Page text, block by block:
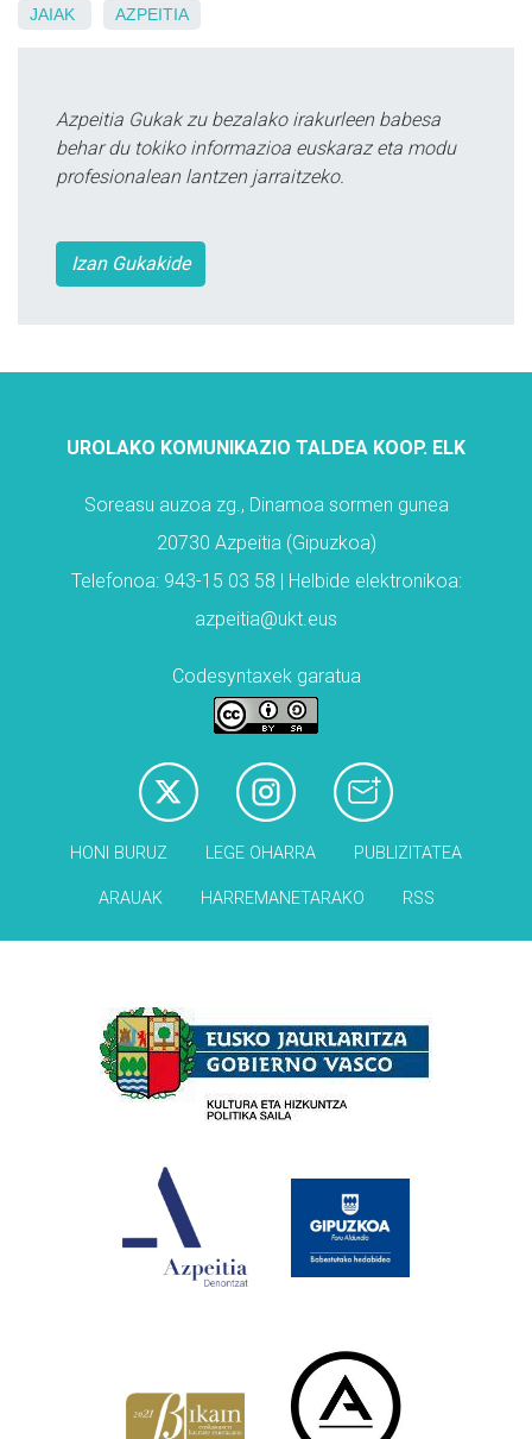
JAIAK AZPEITIA
Azpeitia Gukak zu bezalako irakurleen babesa
behar du tokiko informazioa euskaraz eta modu
profesionalean lantzen jarraitzeko.
Izan Gukakide
UROLAKO KOMUNIKAZIO TALDEA KOOP. ELK
Soreasu auzoa zg., Dinamoa sormen gunea
20730 Azpeitia (Gipuzkoa)
Telefonoa: 943-15 03 58 | Helbide elektronikoa:
azpeitia@ukt.eus
Codesyntaxek garatua
HONI BURUZ LEGE OHARRA PUBLIZITATEA
ARAUAK HARREMANETARAKO RSS